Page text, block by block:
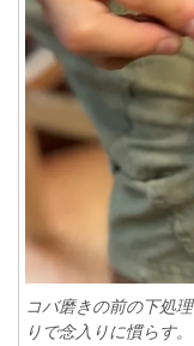
コバ磨きの前の下処
りで念入りに慣らす